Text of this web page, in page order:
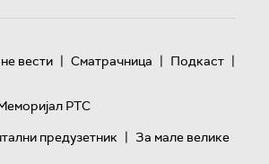
вести | Сматрачница | Подкаст |
РТС
предузетник | За мале велике